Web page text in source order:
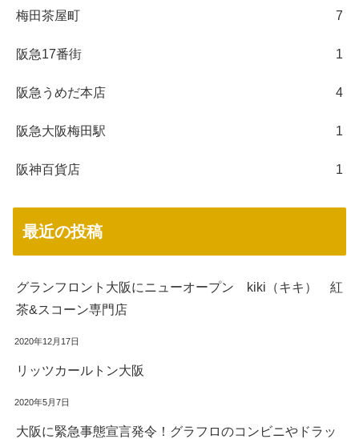
梅田茶屋町 7
阪急17番街 1
阪急うめだ本店 4
阪急大阪梅田駅 1
阪神百貨店 1
最近の投稿
グランフロント大阪にニューオープン kiki（キキ） 紅
茶&スコーン専門店
2020年12月17日
リッツカールトン大阪
2020年5月7日
大阪に緊急事態宣言発令！グラフロのコンビニやドラッ